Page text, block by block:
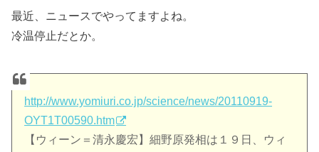
最近、ニュースでやってますよね。
冷温停止だとか。
http://www.yomiuri.co.jp/science/news/20110919-
OYT1T00590.htm
【ウィーン＝清永慶宏】細野原発相は１９日、ウィ